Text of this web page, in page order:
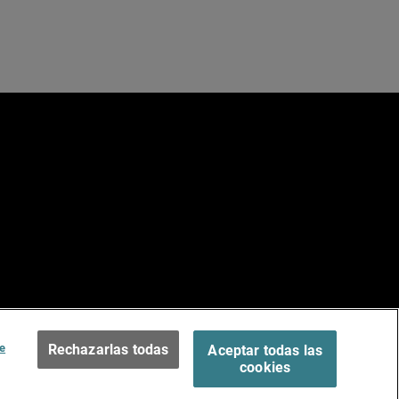
Terms of Use >
Rechazarlas todas
Aceptar todas las
cookies